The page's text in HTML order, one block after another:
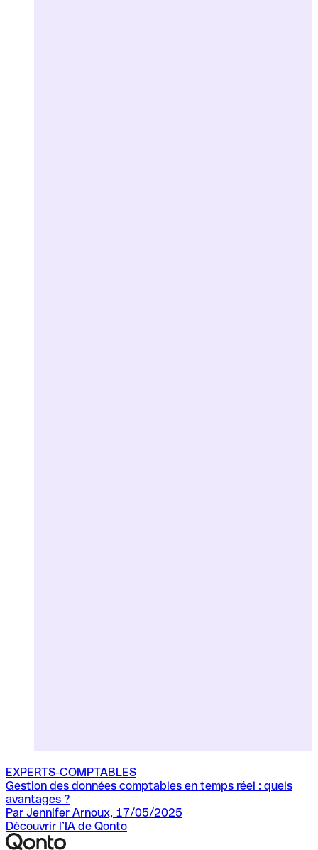
EXPERTS-COMPTABLES
Gestion des données comptables en temps réel : quels
avantages ?
Par Jennifer Arnoux, 17/05/2025
Découvrir l’IA de Qonto